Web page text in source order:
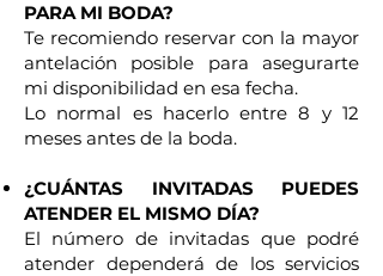
PARA MI BODA?
Te recomiendo reservar con la mayor
antelación posible para asegurarte
mi disponibilidad en esa fecha.
Lo normal es hacerlo entre 8 y 12
meses antes de la boda.
¿CUÁNTAS INVITADAS PUEDES
ATENDER EL MISMO DÍA?
El número de invitadas que podré
atender dependerá de los servicios